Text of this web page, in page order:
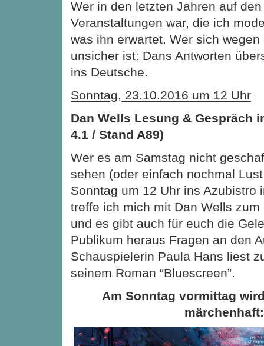
Wer in den letzten Jahren auf
Veranstaltungen war, die ich
was ihn erwartet. Wer sich
unsicher ist: Dans Antworten
ins Deutsche.
Sonntag, 23.10.2016 um 12 Uhr
Dan Wells Lesung & Gespräch
4.1 / Stand A89)
Wer es am Samstag nicht
sehen (oder einfach nochmal
Sonntag um 12 Uhr ins Azubistro
treffe ich mich mit Dan Wells
und es gibt auch für euch die
Publikum heraus Fragen an den
Schauspielerin Paula Hans liest
seinem Roman “Bluescreen”.
Am Sonntag vormittag
märchenhaft: